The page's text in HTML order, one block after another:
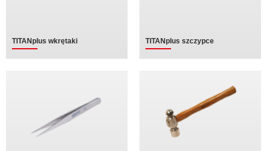
TITANplus wkrętaki TITANplus szczypce